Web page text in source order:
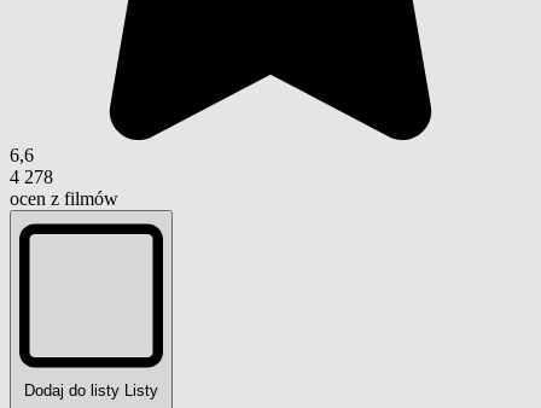
6,6
4 278
ocen z filmów
Dodaj do listy Listy